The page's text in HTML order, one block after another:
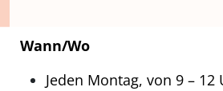
Wann/Wo
Jeden Montag,von 9 – 12